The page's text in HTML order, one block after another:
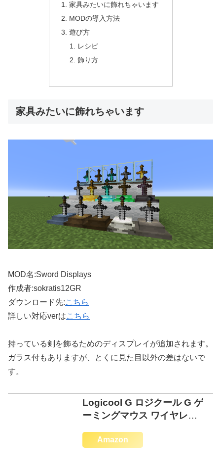
家具みたいに飾れちゃいます
MODの導入方法
遊び方
レシピ
飾り方
家具みたいに飾れちゃいます
MOD名:Sword Displays
作成者:sokratis12GR
ダウンロード先:こちら
詳しい対応verはこちら
持っている剣を飾るためのディスプレイが追加されます。
ガラス付もありますが、とくに見た目以外の差はないで
す。
Logicool G ロジクール G ゲ
ーミングマウス ワイヤレス
Amazon